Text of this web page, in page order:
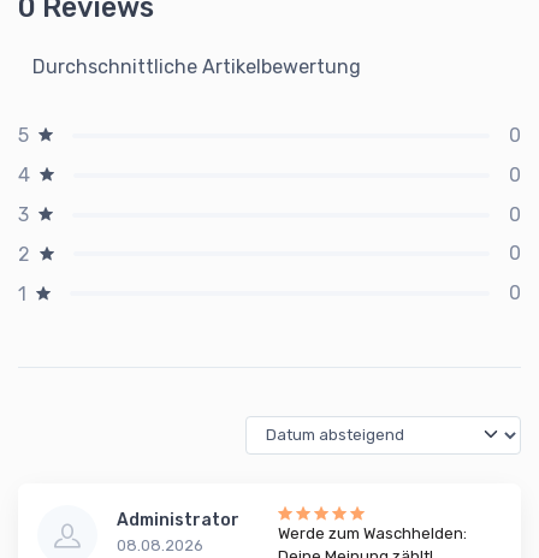
Durchschnittliche Artikelbewertung
5
0
4
0
3
0
2
0
1
0
Administrator
08.08.2026
Werde zum Waschhelden: